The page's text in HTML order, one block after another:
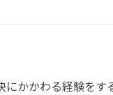
かかわる経験を